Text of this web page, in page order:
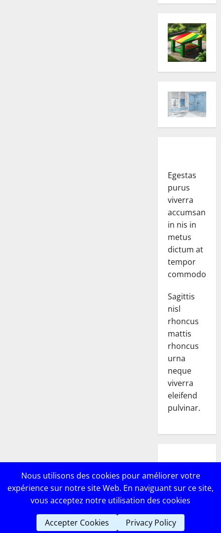
Egestas
purus
viverra
accumsan
in nis in
metus
dictum at
tempor
commodo.
Sagittis
nisl
rhoncus
mattis
rhoncus
urna
neque
viverra
eleifend
pulvinar.
POPULAR
POSTS
Copyright © Lebricomag| MoreNews par AF themes
Nous utilisons des cookies pour améliorer votre
expérience sur notre site Web. En naviguant sur ce site,
vous acceptez notre utilisation des cookies
Accepter Cookies Privacy Policy